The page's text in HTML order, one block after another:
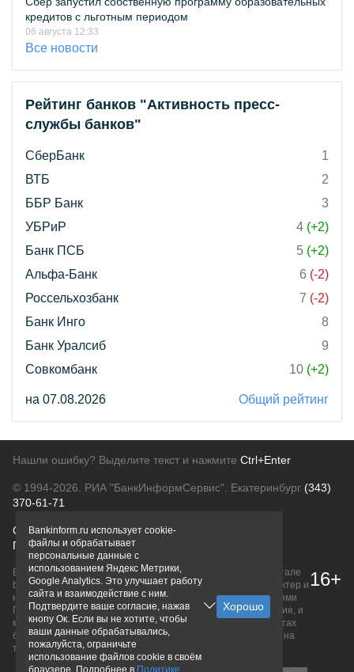
кредитов с льготным периодом
06 августа 12:33
Все новости
Рейтинг банков "Активность пресс-
службы банков"
СберБанк
1
ВТБ
2
ББР Банк
3
УБРиР
4 (+2)
Банк ПСБ
5 (+2)
Альфа-Банк
6 (-2)
Россельхозбанк
7 (-2)
Банк Инго
8
Банк Уралсиб
9
Совкомбанк
10 (+2)
на 07.08.2026 Общий рейтинг
Нашли ошибку? Выделите текст и нажмите Ctrl+Enter
© 1994-2026. РИА "БанкИнформСервис". Екатеринбург (343)
370-61-71
О проектеПолитика конфиденциальности
Правовая информацияДля рекламодателей
Вся информация о продуктах банков, размещенная на портале
bankinform.ru, носит исключительно ознакомительный характер и
не является публичной офертой, определяемой положениями
ГК РФ. Информация не содержит точного и полного описания, и
может быть изменена. Конечные условия уточняйте на сайтах
банков или при личном обращении. Исключительное право на
товарные знаки принадлежит их правообладателям.
16+
Bankinform.ru использует cookie-
файлы и обрабатывает
персональные данные с
использованием Яндекс Метрики,
Google Analytics. Это улучшает работу
сайта и взаимодействие с ним.
Подтвердите ваше согласие, нажав
кнопу Ок. Если вы не хотите, чтобы
ваши данные обрабатывались,
пожалуйста, ограничьте
использование файлов cookie в своём
браузере. Подробнее в Политике